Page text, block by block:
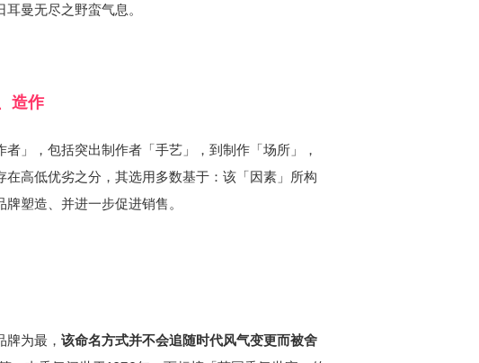
曼无尽之野蛮气息。
造作
」，包括突出制作者「手艺」，到制作「场所」，
高低优劣之分，其选用多数基于：该「因素」所构
塑造、并进一步促进销售。
为最， 该命名方式并不会追随时代风气变更而被舍